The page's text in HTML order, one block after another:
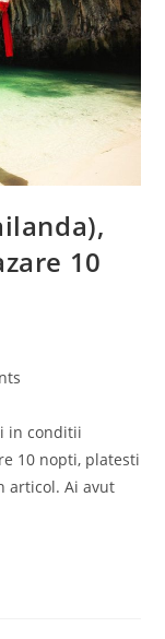
10
in conditii
10 nopti, platesti
articol. Ai avut